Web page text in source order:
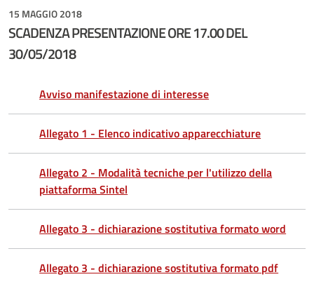
15 MAGGIO 2018
SCADENZA PRESENTAZIONE ORE 17.00 DEL
30/05/2018
Avviso manifestazione di interesse
Allegato 1 - Elenco indicativo apparecchiature
Allegato 2 - Modalità tecniche per l'utilizzo della
piattaforma Sintel
Allegato 3 - dichiarazione sostitutiva formato word
Allegato 3 - dichiarazione sostitutiva formato pdf